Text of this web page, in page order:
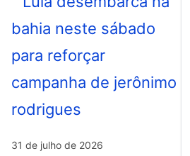
31 de julho de 2026